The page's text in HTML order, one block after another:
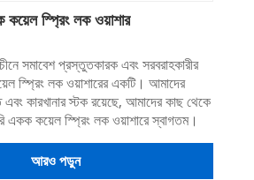
স্প্রিং লক ওয়াশার
সমাবেশ প্রস্তুতকারক এবং সরবরাহকারীর
স্প্রিং লক ওয়াশারের একটি। আমাদের
কারখানার স্টক রয়েছে, আমাদের কাছ থেকে
একক কয়েল স্প্রিং লক ওয়াশারে স্বাগতম।
আরও পড়ুন